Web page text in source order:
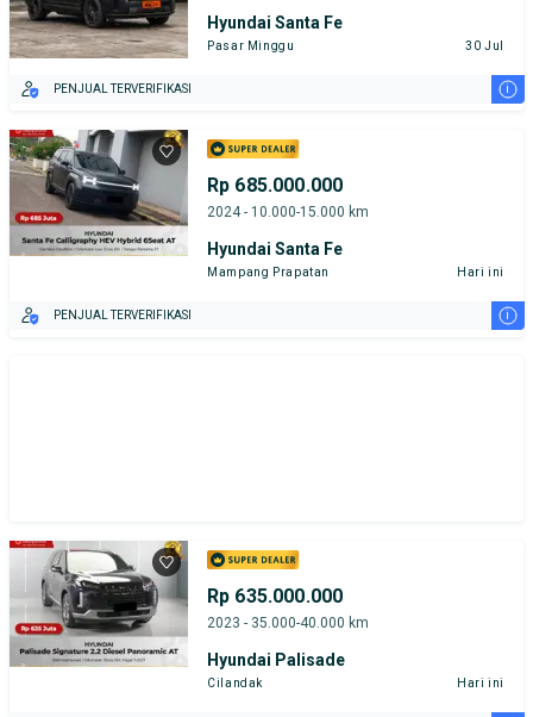
Hyundai Santa Fe
Pasar Minggu 30 Jul
PENJUAL TERVERIFIKASI i
Rp 685.000.000
2024 - 10.000-15.000 km
Hyundai Santa Fe
Mampang Prapatan Hari ini
PENJUAL TERVERIFIKASI i
Rp 635.000.000
2023 - 35.000-40.000 km
Hyundai Palisade
Cilandak Hari ini